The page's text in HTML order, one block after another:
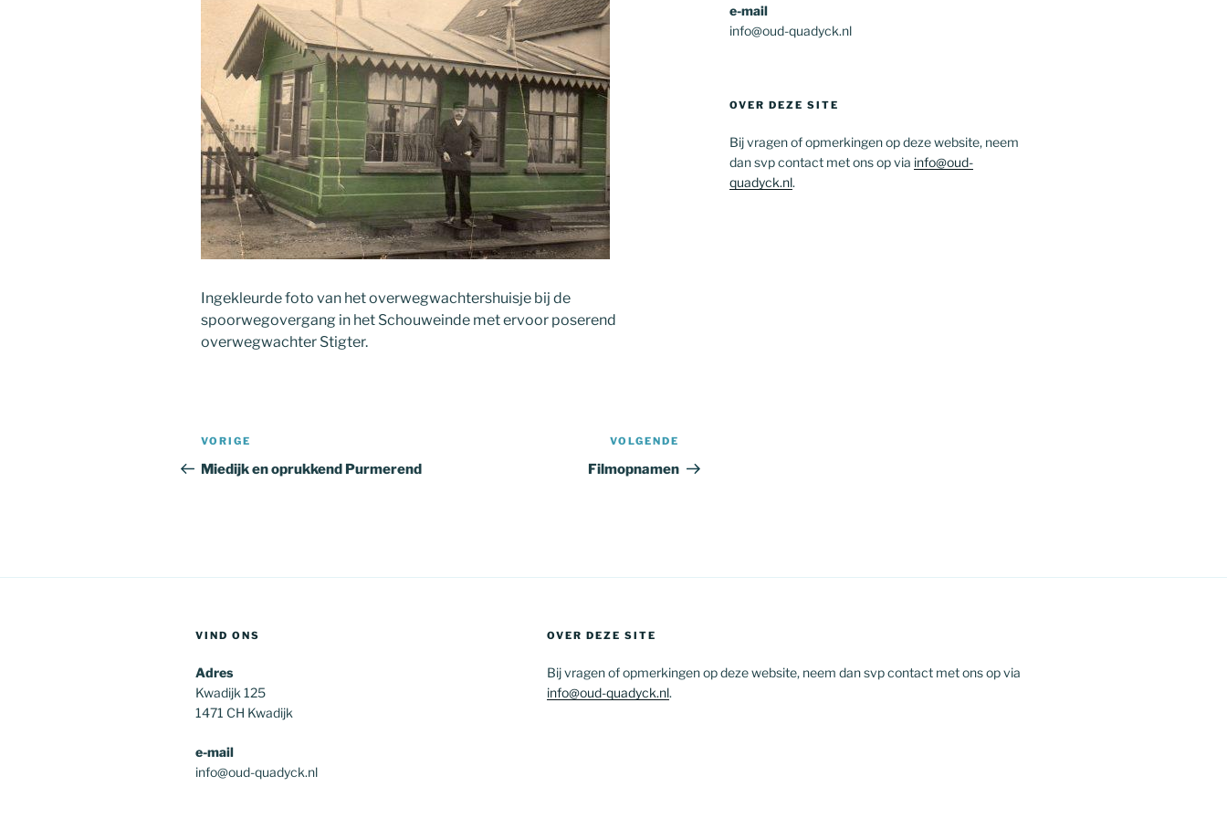
Ingekleurde foto van het overwegwachtershuisje bij de
spoorwegovergang in het Schouweinde met ervoor poserend
overwegwachter Stigter.
Bericht
navigatie
Vorig
bericht
VORIGE
Miedijk en oprukkend Purmerend
bericht
VOLGENDE
Filmopnamen
e-mail
info@oud-quadyck.nl
OVER DEZE SITE
Bij vragen of opmerkingen op deze website, neem
dan svp contact met ons op via info@oud-
quadyck.nl.
VIND ONS
Adres
Kwadijk 125
1471 CH Kwadijk
e-mail
info@oud-quadyck.nl
OVER DEZE SITE
Bij vragen of opmerkingen op deze website, neem dan svp contact met ons op via
info@oud-quadyck.nl.